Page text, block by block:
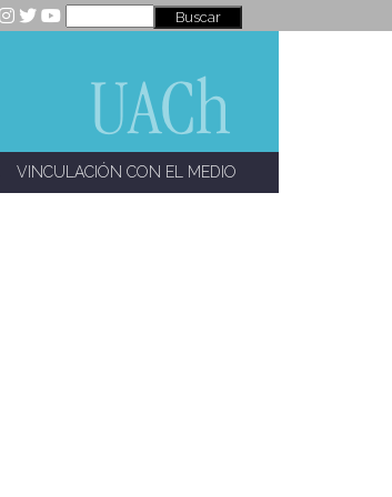
VINCULACIÓN CON EL MEDIO